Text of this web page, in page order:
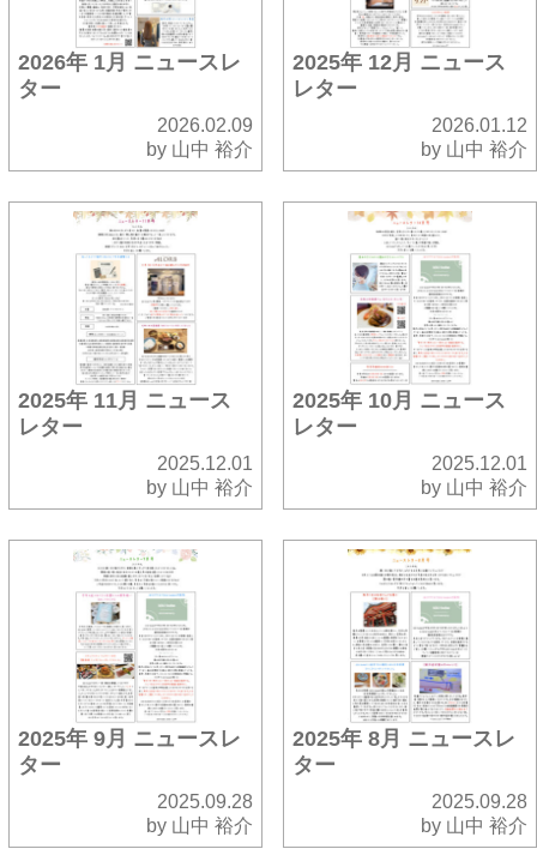
2026年 1月 ニュースレ
ター
2026.02.09
by 山中 裕介
2025年 12月 ニュース
レター
2026.01.12
by 山中 裕介
2025年 11月 ニュース
レター
2025.12.01
by 山中 裕介
2025年 10月 ニュース
レター
2025.12.01
by 山中 裕介
2025年 9月 ニュースレ
ター
2025.09.28
by 山中 裕介
2025年 8月 ニュースレ
ター
2025.09.28
by 山中 裕介